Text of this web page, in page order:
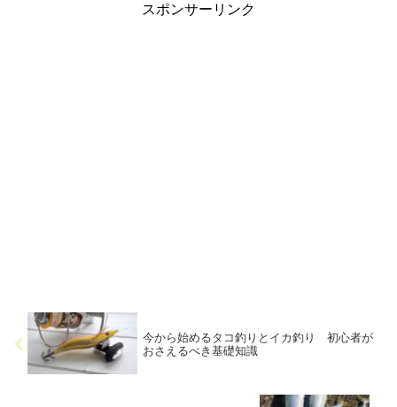
スポンサーリンク
今から始めるタコ釣りとイカ釣り 初心者が
おさえるべき基礎知識